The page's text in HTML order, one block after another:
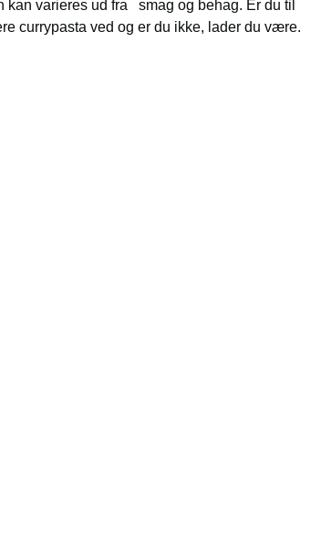
kan varieres ud fra smag og behag. Er du til
currypasta ved og er du ikke, lader du være.